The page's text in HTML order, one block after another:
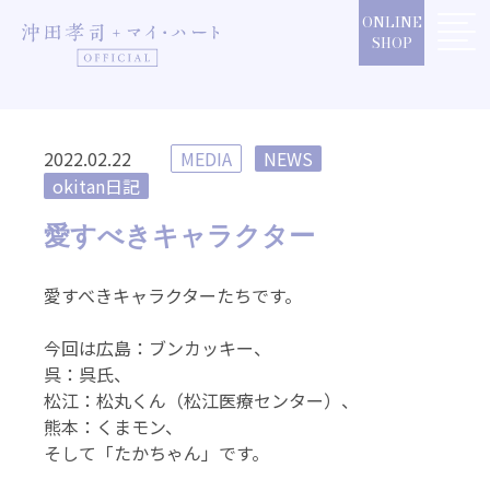
ONLINE
SHOP
2022.02.22 MEDIA
NEWS
okitan日記
愛すべきキャラクター
愛すべきキャラクターたちです。
今回は広島：ブンカッキー、
呉：呉氏、
松江：松丸くん（松江医療センター）、
熊本：くまモン、
そして「たかちゃん」です。